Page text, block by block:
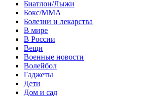
Биатлон/Лыжи
Бокс/MMA
Болезни и лекарства
В мире
В России
Вещи
Военные новости
Волейбол
Гаджеты
Дети
Дом и сад